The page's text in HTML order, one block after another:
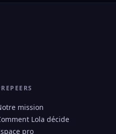
mission
Lola décide
pro